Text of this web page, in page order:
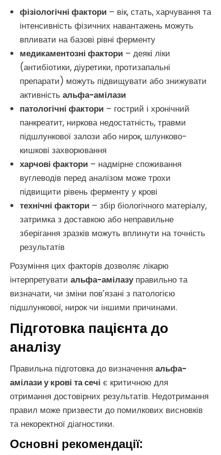
фізіологічні фактори – вік, стать, харчування та
інтенсивність фізичних навантажень можуть
впливати на базові рівні ферменту
медикаментозні фактори – деякі ліки
(антибіотики, діуретики, протизапальні
препарати) можуть підвищувати або знижувати
активність альфа-амілази
патологічні фактори – гострий і хронічний
панкреатит, ниркова недостатність, травми
підшлункової залози або нирок, шлунково-
кишкові захворювання
харчові фактори – надмірне споживання
вуглеводів перед аналізом може трохи
підвищити рівень ферменту у крові
технічні фактори – збір біологічного матеріалу,
затримка з доставкою або неправильне
зберігання зразків можуть вплинути на точність
результатів
Розуміння цих факторів дозволяє лікарю
інтерпретувати альфа-амілазуправильно та
визначати, чи зміни пов’язані з патологією
підшлункової, нирок чи іншими причинами.
Підготовка пацієнта до
аналізу
Правильна підготовка до визначення альфа-
амілази у крові та сечі є критичною для
отримання достовірних результатів. Недотримання
правил може призвести до помилкових висновків
та некоректної діагностики.
Основні рекомендації: